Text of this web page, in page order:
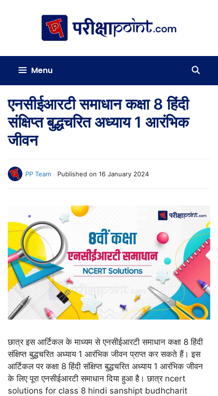
Menu
एनसीईआरटी समाधान कक्षा 8 हिंदी
संक्षिप्त बुद्धचरित अध्याय 1 आरंभिक
जीवन
PP Team Published on 16 January 2024
छात्र इस आर्टिकल के माध्यम से एनसीईआरटी समाधान कक्षा 8 हिंदी
संक्षिप्त बुद्धचरित अध्याय 1 आरंभिक जीवन प्राप्त कर सकते हैं। इस
आर्टिकल पर कक्षा 8 हिंदी संक्षिप्त बुद्धचरित अध्याय 1 आरंभिक जीवन
के लिए पूरा एनसीईआरटी समाधान दिया हुआ है। छात्र ncert
solutions for class 8 hindi sanshipt budhcharit